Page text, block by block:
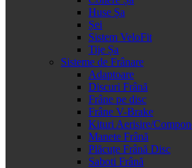
Huse Șa
Șei
Sistem VeloFit
Tije Șa
Sisteme de Frânare
Adaptoare
Discuri Frână
Frâne pe disc
Frâne V-Brake
Kituri Aerisire/
Manete Frână
Plăcuțe Frână Disc
Saboti Frână